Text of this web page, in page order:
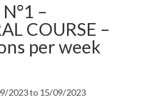
–
COURSE –
per week
2023 to 15/09/2023